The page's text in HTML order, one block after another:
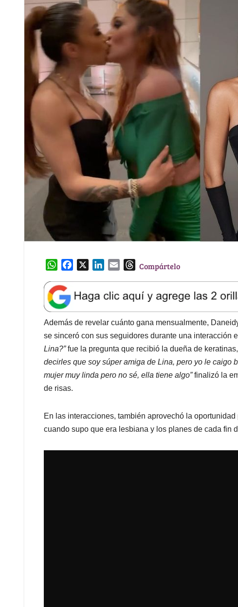
W
a
t
s
A
p
p
e
b
o
o
k
k
e
d
I
n
l
T
e
a
d
s
Compártelo
Además de revelar cuánto gana mensualmente,
se sinceró con sus seguidores durante una interacción
Lina?”fue la pregunta que recibió la dueña de
decirles que soy súper amiga de Lina, pero yo le caigo
mujer muy linda pero no sé, ella tiene algo”finalizó la
de risas.
En las interacciones, también aprovechó la
cuando supo que era lesbiana y los planes de cada fin